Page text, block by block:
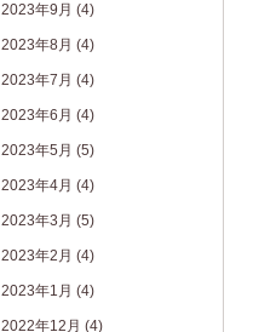
2023年9月 (4)
2023年8月 (4)
2023年7月 (4)
2023年6月 (4)
2023年5月 (5)
2023年4月 (4)
2023年3月 (5)
2023年2月 (4)
2023年1月 (4)
2022年12月 (4)